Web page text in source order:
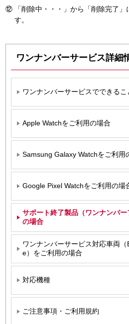
「削除中・・・」から「削除完了
す。
ワンナンバーサービス詳細
ワンナンバーサービスでできるこ
Apple Watchをご利用の場合
Samsung Galaxy Watchをご利用
Google Pixel Watchをご利用の場
サポート終了製品（ワンナンバ
の場合
ワンナンバーサービス対応車両
e）をご利用の場合
対応機種
ご注意事項・ご利用規約